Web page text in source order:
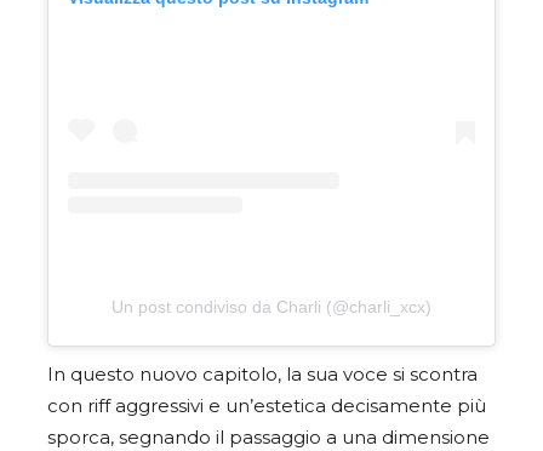
Un post condiviso da Charli (@charli_xcx)
In questo nuovo capitolo, la sua voce si scontra
con riff aggressivi e un’estetica decisamente più
sporca, segnando il passaggio a una dimensione